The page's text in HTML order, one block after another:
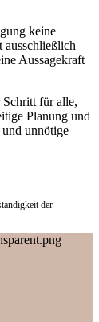
keine
ausschließlich
Aussagekraft
Schritt für alle,
Planung und
unnötige
der